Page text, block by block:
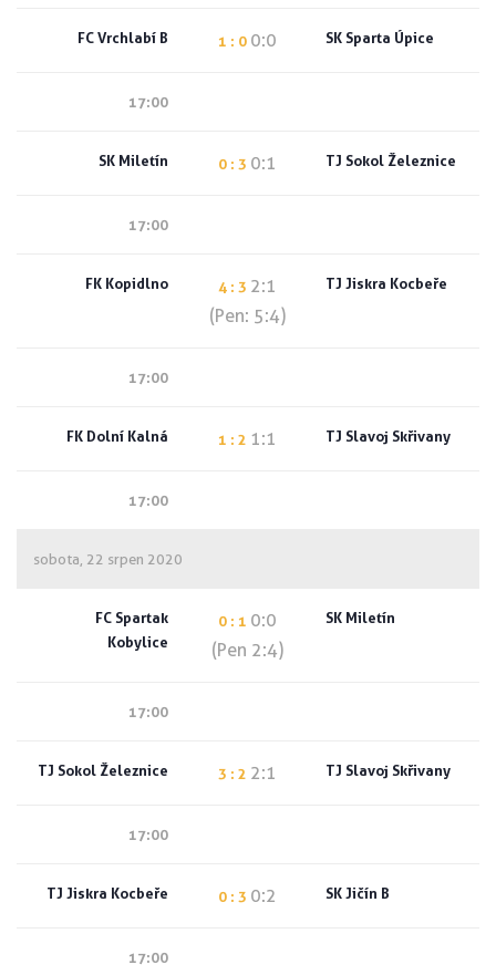
FC Vrchlabí B 1 : 0 0:0 SK Sparta Úpice
17:00
SK Miletín 0 : 3 0:1 TJ Sokol Železnice
17:00
FK Kopidlno 4 : 3 2:1
(Pen: 5:4)
TJ Jiskra Kocbeře
17:00
FK Dolní Kalná 1 : 2 1:1 TJ Slavoj Skřivany
17:00
sobota, 22 srpen 2020
FC Spartak
Kobylice
0 : 1 0:0
(Pen 2:4)
SK Miletín
17:00
TJ Sokol Železnice 3 : 2 2:1 TJ Slavoj Skřivany
17:00
TJ Jiskra Kocbeře 0 : 3 0:2 SK Jičín B
17:00